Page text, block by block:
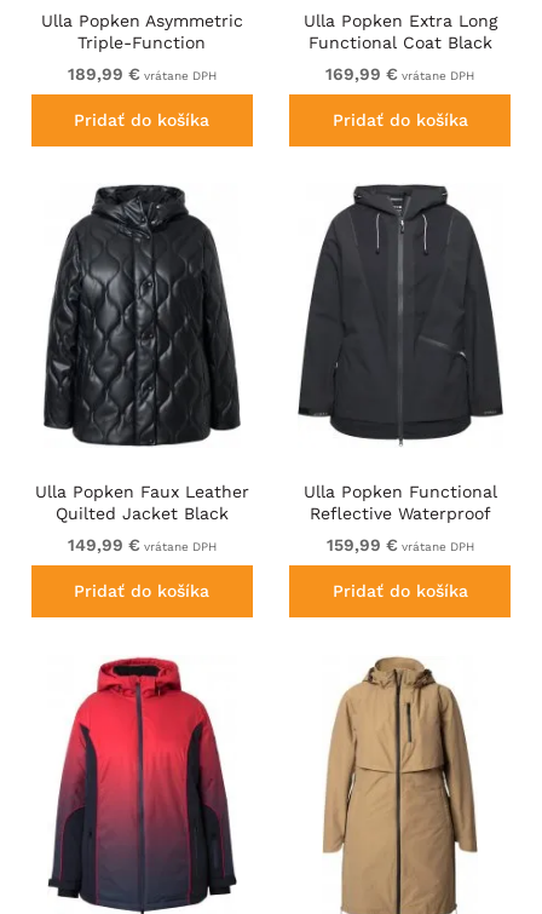
Ulla Popken Asymmetric
Triple-Function
Performance Ski Jacket
Teal
189,99 € vrátane DPH
Pridať do košíka
Ulla Popken Extra Long
Functional Coat Black
169,99 € vrátane DPH
Pridať do košíka
Ulla Popken Faux Leather
Quilted Jacket Black
149,99 € vrátane DPH
Pridať do košíka
Ulla Popken Functional
Reflective Waterproof
Jacket Black
159,99 € vrátane DPH
Pridať do košíka